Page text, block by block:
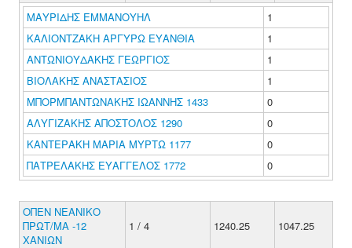
ΜΑΥΡΙΔΗΣ ΕΜΜΑΝΟΥΗΛ
1
ΚΑΛΙΟΝΤΖΑΚΗ ΑΡΓΥΡΩ ΕΥΑΝΘΙΑ
1
ΑΝΤΩΝΙΟΥΔΑΚΗΣ ΓΕΩΡΓΙΟΣ
1
ΒΙΟΛΑΚΗΣ ΑΝΑΣΤΑΣΙΟΣ
1
ΜΠΟΡΜΠΑΝΤΩΝΑΚΗΣ ΙΩΑΝΝΗΣ 1433
0
ΑΛΥΓΙΖΑΚΗΣ ΑΠΟΣΤΟΛΟΣ 1290
0
ΚΑΝΤΕΡΑΚΗ ΜΑΡΙΑ ΜΥΡΤΩ 1177
0
ΠΑΤΡΕΛΑΚΗΣ ΕΥΑΓΓΕΛΟΣ 1772
0
ΟΠΕΝ ΝΕΑΝΙΚΟ
ΠΡΩΤ/ΜΑ -12
ΧΑΝΙΩΝ
1 / 4 1240.25 1047.25